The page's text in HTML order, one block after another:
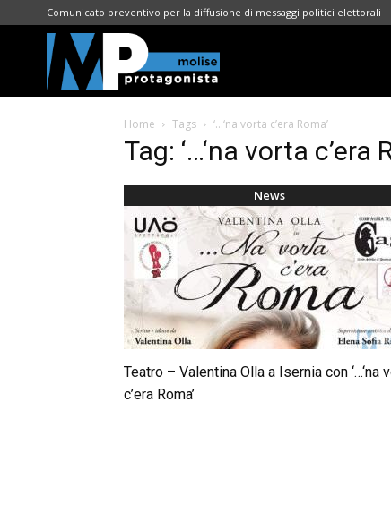
Comunicato preventivo per la diffusione di messaggi politici elettorali
Protagonista
Home Tags ‘…‘na vorta c’era Roma’
Tag: ‘…‘na vorta c’era
News
Teatro – Valentina Olla a Isernia con ‘…‘na
c’era Roma’